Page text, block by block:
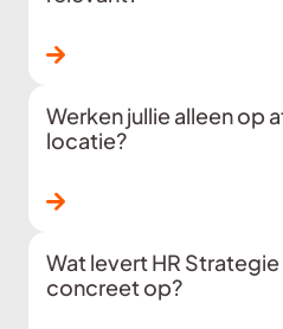
Lees verder
Werken jullie alleen op
locatie?
Lees verder
Wat levert HR
concreet op?